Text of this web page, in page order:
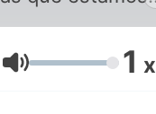
Divertidas,
pero
adictivas.
Volumen 1 x